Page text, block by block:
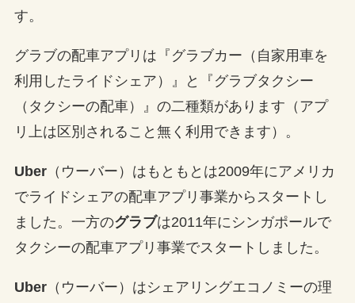
す。
グラブの配車アプリは『グラブカー（自家用車を
利用したライドシェア）』と『グラブタクシー
（タクシーの配車）』の二種類があります（アプ
リ上は区別されること無く利用できます）。
Uber（ウーバー）はもともとは2009年にアメリカ
でライドシェアの配車アプリ事業からスタートし
ました。一方のグラブは2011年にシンガポールで
タクシーの配車アプリ事業でスタートしました。
Uber（ウーバー）はシェアリングエコノミーの理